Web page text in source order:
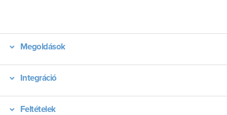
Megoldások
Integráció
Feltételek